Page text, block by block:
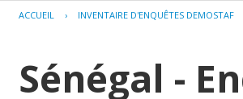
ACCUEIL › INVENTAIRE D'ENQUÊTES DEMOSTAF
Sénégal -